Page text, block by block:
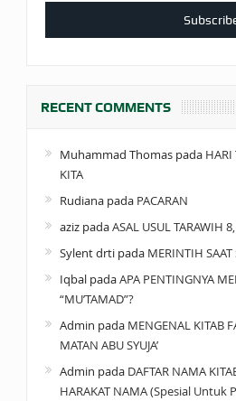
KEPADA
RECENT COMMENTS
Muhammad Thomaspada HARI
KITA
Rudianapada PACARAN
azizpadaASAL USUL TARAWIH
Sylent drtipada MERINTIH
IqbalpadaAPA PENTINGNYA
“MU’TAMAD”?
Admin pada MENGENAL KITAB
MATAN ABU SYUJA’
Admin pada DAFTAR NAMA
HARAKAT NAMA (Spesial Untuk